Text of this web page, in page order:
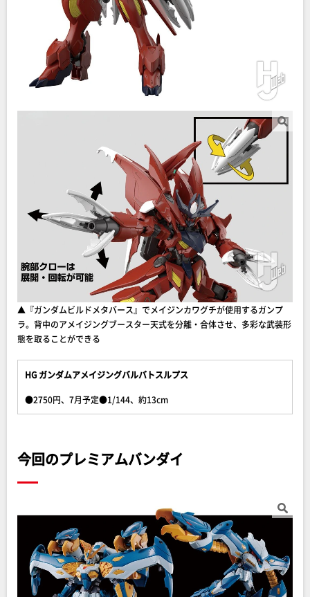
▲『ガンダムビルドメタバース』でメイジンカワグチが使用するガンプ
ラ。背中のアメイジングブースター天式を分離・合体させ、多彩な武装形
態を取ることができる
HG ガンダムアメイジングバルバトスルプス
●2750円、7月予定●1/144、約13cm
今回のプレミアムバンダイ